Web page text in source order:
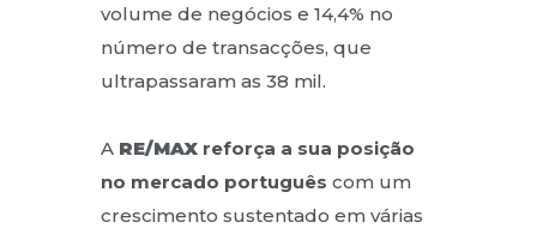
volume de negócios e 14,4% no
número de transacções, que
ultrapassaram as 38 mil.
A RE/MAX reforça a sua posição
no mercado português com um
crescimento sustentado em várias